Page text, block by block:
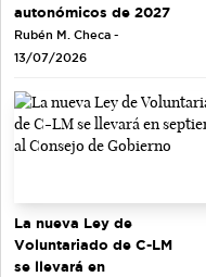
autonómicos de 2027
Rubén M. Checa -
13/07/2026
La nueva Ley de
Voluntariado de C-LM
se llevará en